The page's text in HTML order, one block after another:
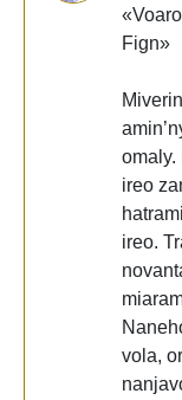
Fign»
omaly.
ireo
ireo.
vola,